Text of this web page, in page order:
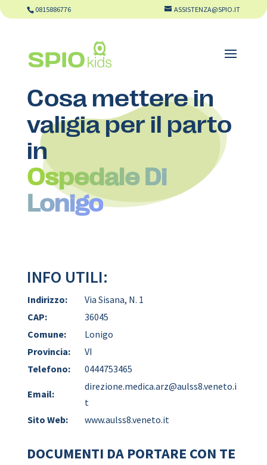
0815886776 ASSISTENZA@SPIO.IT
Cosa mettere in
valigia per il parto
in
Ospedale Di
Lonigo
INFO UTILI:
Indirizzo:
Via Sisana, N. 1
CAP:
36045
Comune:
Lonigo
Provincia:
VI
Telefono:
0444753465
Email:
direzione.medica.arz@aulss8.veneto.i
t
Sito Web:
www.aulss8.veneto.it
DOCUMENTI DA PORTARE CON TE